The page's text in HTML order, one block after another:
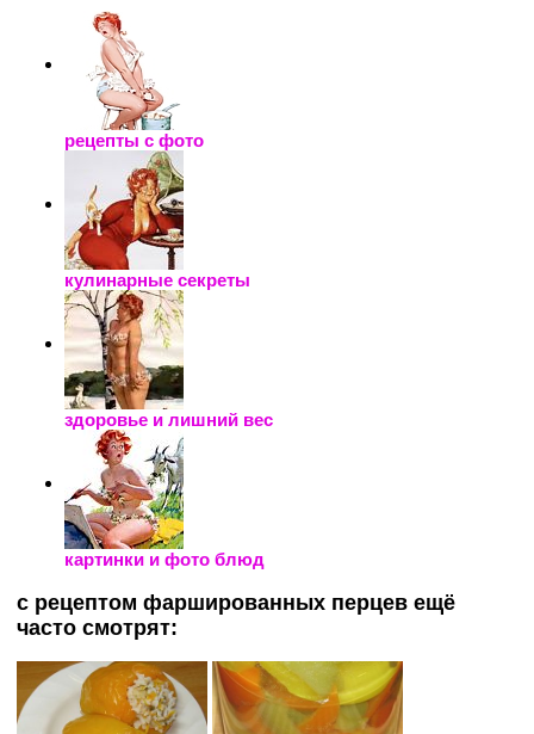
рецепты с фото
кулинарные секреты
здоровье и лишний вес
картинки и фото блюд
с рецептом фаршированных перцев ещё
часто смотрят: